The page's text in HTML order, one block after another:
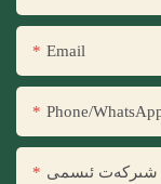
Email
Phone/
شىركەت ئىسمى